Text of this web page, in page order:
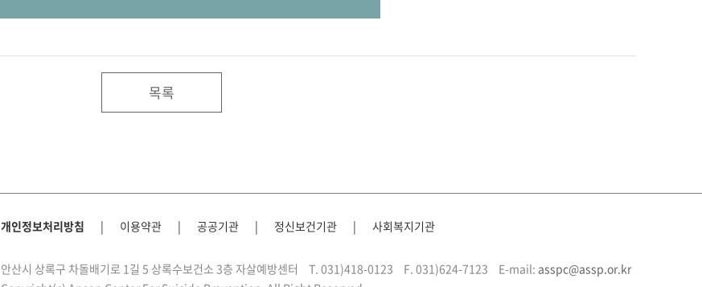
목록
개인정보처리방침 | 이용약관 | 공공기관 | 정신보건기관 | 사회복지기관
안산시 상록구 차돌배기로 1길 5 상록수보건소 3층 자살예방센터 T. 031)418-0123 F. 031)624-7123 E-mail: asspc@assp.or.kr